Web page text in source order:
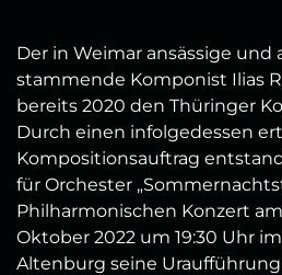
Der in Weimar ansässige und
stammende Komponist Ilias
bereits 2020 den Thüringer
Durch einen infolgedessen
Kompositionsauftrag
für Orchester
Philharmonischen Konzert
Oktober 2022 um 19:30 Uhr
Altenburg seine